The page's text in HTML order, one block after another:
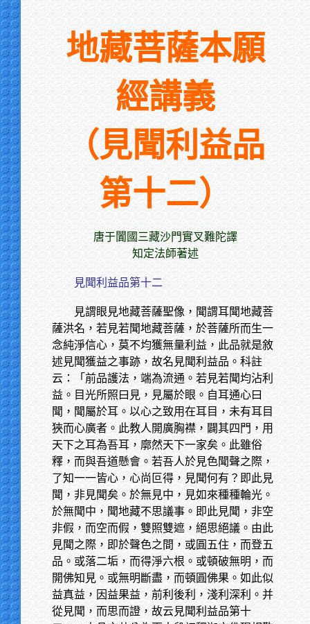
地藏菩薩本願
經講義
（見聞利益品
第十二）
唐于闐國三藏沙門實叉難陀譯
知定法師著述
見聞利益品第十二
見謂眼見地藏菩薩聖像，聞謂耳聞地藏菩
薩洪名，若見若聞地藏菩薩，於菩薩所而生一
念純淨信心，莫不均獲無量利益，此品就是敘
述見聞獲益之事跡，故名見聞利益品。科註
云：「前品護法，端為流通。若見若聞均沾利
益。目光所照曰見，見屬於眼。自耳通心曰
聞，聞屬於耳。以心之致用在耳目，未有耳目
狹而心廣者。此教人開廣胸襟，闢其四門，用
天下之耳為吾耳，廓然天下一家矣。此雖俗
釋，而與吾道懸會。若吾人於見色聞聲之際，
了知一一皆心，心尚叵得，見聞何有？即此見
聞，非見聞矣。於無見中，見如來種種輪光。
於無聞中，聞地藏不思議事。即此見聞，非空
非假，而空而假，雙照雙遮，絕思絕議。由此
見聞之際，即於聲色之間，或圓五住，而登五
品。或落二垢，而得淨六根。或頓破無明，而
開佛知見。或無明斷盡，而頓圓佛果。如此似
益真益，因益果益，前利後利，淺利深利。并
從見聞，而思而證，故云見聞利益品第十